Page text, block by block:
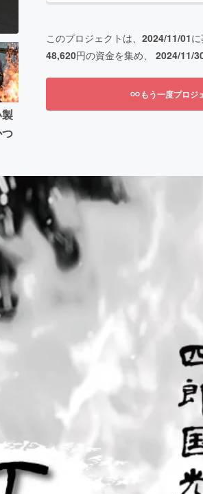
このプロジェクトは、 2024/11/01
48,620円の資金を集め、 2024/11/
もう一度プロジ